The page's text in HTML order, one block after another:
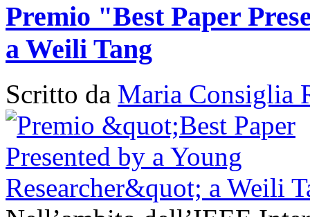
Premio "Best Paper
a Weili Tang
Scritto da Maria Consiglia